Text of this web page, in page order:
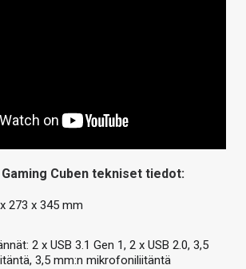
Cuben tekniset tiedot:
273 x 345 mm
2 x USB 3.1 Gen 1, 2 x USB 2.0, 3,5
3,5 mm:n mikrofoniliitäntä